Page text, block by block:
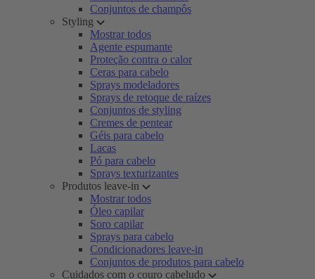
Conjuntos de champôs
Styling
Mostrar todos
Agente espumante
Proteção contra o calor
Ceras para cabelo
Sprays modeladores
Sprays de retoque de raízes
Conjuntos de styling
Cremes de pentear
Géis para cabelo
Lacas
Pó para cabelo
Sprays texturizantes
Produtos leave-in
Mostrar todos
Óleo capilar
Soro capilar
Sprays para cabelo
Condicionadores leave-in
Conjuntos de produtos para cabelo
Cuidados com o couro cabeludo